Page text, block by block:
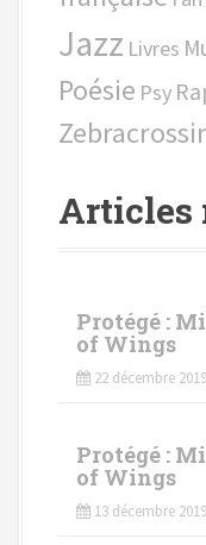
p
r
Jazz Livres
Poésie Psy
Articles
Protégé :
of Wings
22 décembre 2019
Protégé :
of Wings
13 décembre 2019